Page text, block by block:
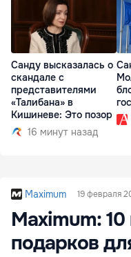
Санду высказалась о
скандале с
представителями
«Талибана» в
Кишиневе: Это позор
16 минут назад
Maximum 19 февраля
Maximum:
подарков